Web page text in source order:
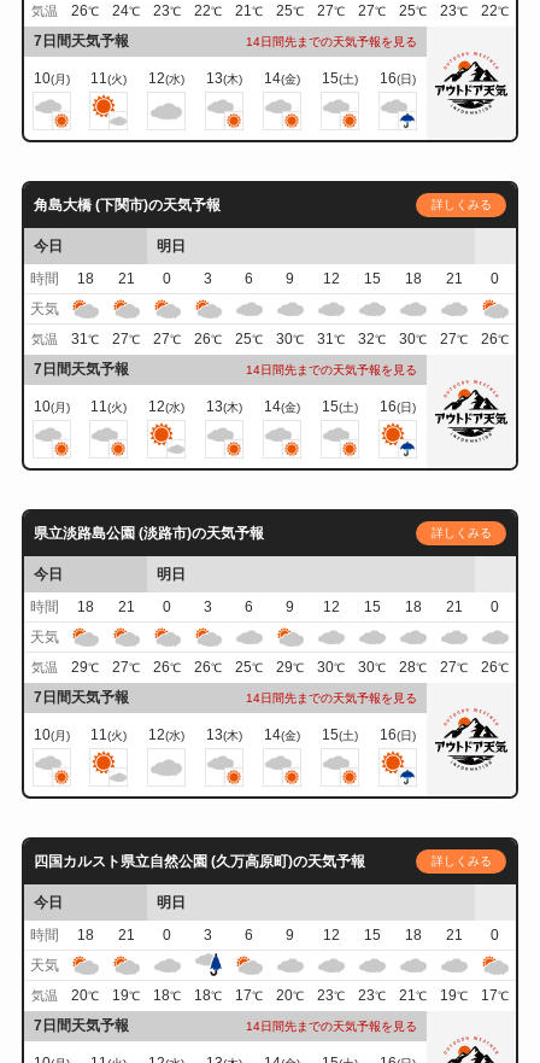
気温 26℃ 24℃ 23℃ 22℃ 21℃ 25℃ 27℃ 27℃ 25℃ 23℃ 22℃
7日間天気予報 14日間先までの天気予報を見る
10(月) 11(火) 12(水) 13(木) 14(金) 15(土) 16(日)
角島大橋 (下関市)の天気予報 詳しくみる
今日
明日
時間
18 21 0 3 6 9 12 15 18 21
0
天気
気温 31℃ 27℃ 27℃ 26℃ 25℃ 30℃ 31℃ 32℃ 30℃ 27℃ 26℃
7日間天気予報 14日間先までの天気予報を見る
10(月) 11(火) 12(水) 13(木) 14(金) 15(土) 16(日)
県立淡路島公園 (淡路市)の天気予報 詳しくみる
今日
明日
時間
18 21 0 3 6 9 12 15 18 21
0
天気
気温 29℃ 27℃ 26℃ 26℃ 25℃ 29℃ 30℃ 30℃ 28℃ 27℃ 26℃
7日間天気予報 14日間先までの天気予報を見る
10(月) 11(火) 12(水) 13(木) 14(金) 15(土) 16(日)
四国カルスト県立自然公園 (久万高原町)の天気予報 詳しくみる
今日
明日
時間
18 21 0 3 6 9 12 15 18 21
0
天気
気温 20℃ 19℃ 18℃ 18℃ 17℃ 20℃ 23℃ 23℃ 21℃ 19℃ 17℃
7日間天気予報 14日間先までの天気予報を見る